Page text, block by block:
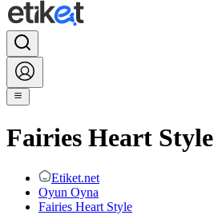
Fairies Heart Style
Etiket.net
Oyun Oyna
Fairies Heart Style